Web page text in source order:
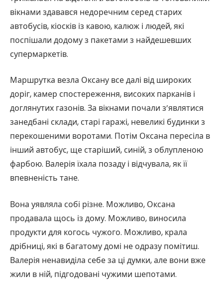
вікнами здавався недоречним серед старих
автобусів, кіосків із кавою, калюж і людей, які
поспішали додому з пакетами з найдешевших
супермаркетів.
Маршрутка везла Оксану все далі від широких
доріг, камер спостереження, високих парканів і
доглянутих газонів. За вікнами почали з’являтися
занедбані склади, старі гаражі, невеликі будинки з
перекошеними воротами. Потім Оксана пересіла в
інший автобус, ще старіший, синій, з облупленою
фарбою. Валерія їхала позаду і відчувала, як її
впевненість тане.
Вона уявляла собі різне. Можливо, Оксана
продавала щось із дому. Можливо, виносила
продукти для когось чужого. Можливо, крала
дрібниці, які в багатому домі не одразу помітиш.
Валерія ненавиділа себе за ці думки, але вони вже
жили в ній, підгодовані чужими шепотами.